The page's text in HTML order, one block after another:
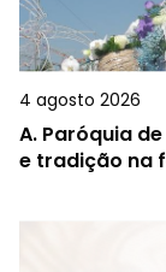
4 agosto 2026
A. Paróquia
e tradição na